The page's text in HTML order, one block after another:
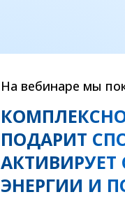
ПОДАРИТ
ЭНЕРГИИ И
На вебинаре мы